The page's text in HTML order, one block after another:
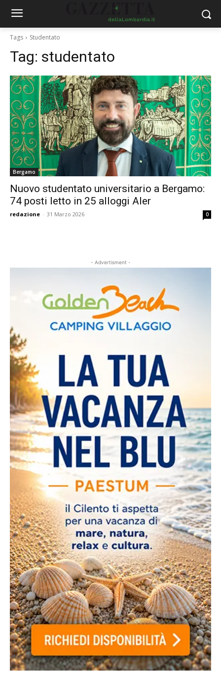
Tags Studentato
Tag: studentato
Bergamo
Nuovo studentato universitario a Bergamo:
74 posti letto in 25 alloggi Aler
redazione - 31 Marzo 2026 0
- Advertisment -